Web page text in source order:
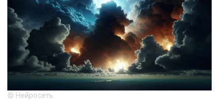
© Нейросеть